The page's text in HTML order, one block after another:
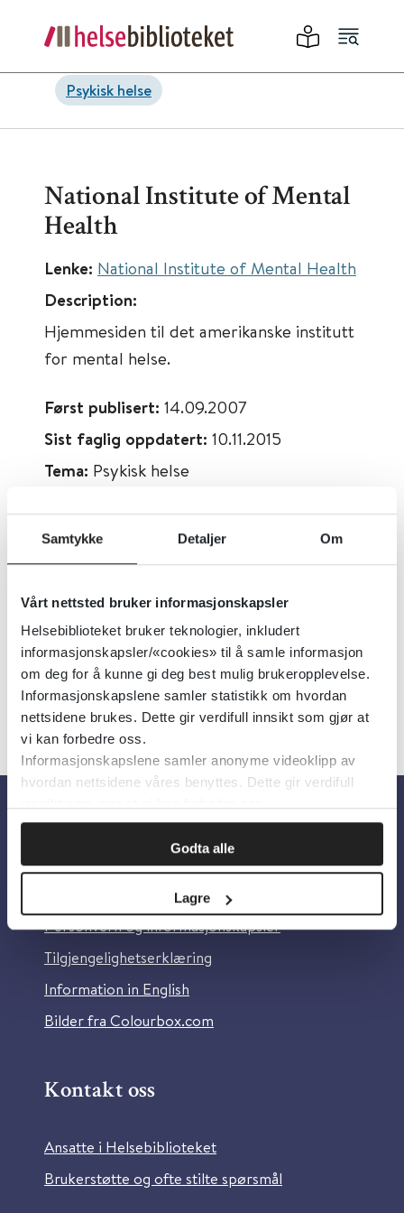
Samtykke Detaljer Om
Vårt nettsted bruker informasjonskapsler
Helsebiblioteket bruker teknologier, inkludert
informasjonskapsler/«cookies» til å samle informasjon
om deg for å kunne gi deg best mulig brukeropplevelse.
Informasjonskapslene samler statistikk om hvordan
nettsidene brukes. Dette gir verdifull innsikt som gjør at
vi kan forbedre oss.
Informasjonskapslene samler anonyme videoklipp av
hvordan nettsidene våres benyttes. Dette gir verdifull
Godta alle
Lagre
Psykisk helse
National Institute of Mental
Health
Lenke: National Institute of Mental Health
Description:
Hjemmesiden til det amerikanske institutt
for mental helse.
Først publisert: 14.09.2007
Sist faglig oppdatert: 10.11.2015
Tema: Psykisk helse
Dokumenttype: Organisasjoner
Utgiver:National Institute of Mental
Språk:Engelsk
Om Helsebiblioteket
Personvern og informasjonskapsler
Tilgjengelighetserklæring
Information in English
Bilder fra Colourbox.com
Kontakt oss
Ansatte i Helsebiblioteket
Brukerstøtte og ofte stilte spørsmål